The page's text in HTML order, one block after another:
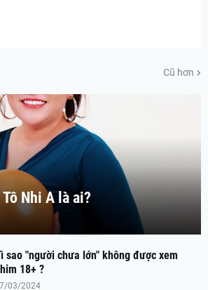
Cũ hơn
Nhi A là ai?
sao "người chưa lớn" không được xem
18+ ?
03/2024